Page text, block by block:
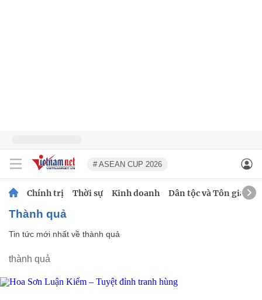
# ASEAN CUP 2026
Chính trị Thời sự Kinh doanh Dân tộc và Tôn giáo
thành quả
Tin tức mới nhất về thành quả
thành quả